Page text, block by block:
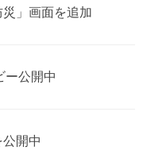
」画面を追加
ー公開中
開中